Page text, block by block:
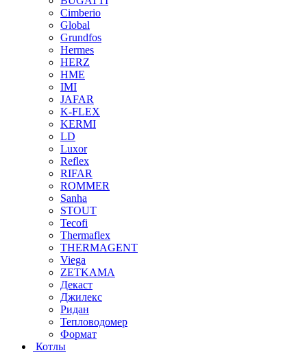
Cimberio
Global
Grundfos
Hermes
HERZ
HME
IMI
JAFAR
K-FLEX
KERMI
LD
Luxor
Reflex
RIFAR
ROMMER
Sanha
STOUT
Tecofi
Thermaflex
THERMAGENT
Viega
ZETKAMA
Декаст
Джилекс
Ридан
Тепловодомер
Формат
Котлы